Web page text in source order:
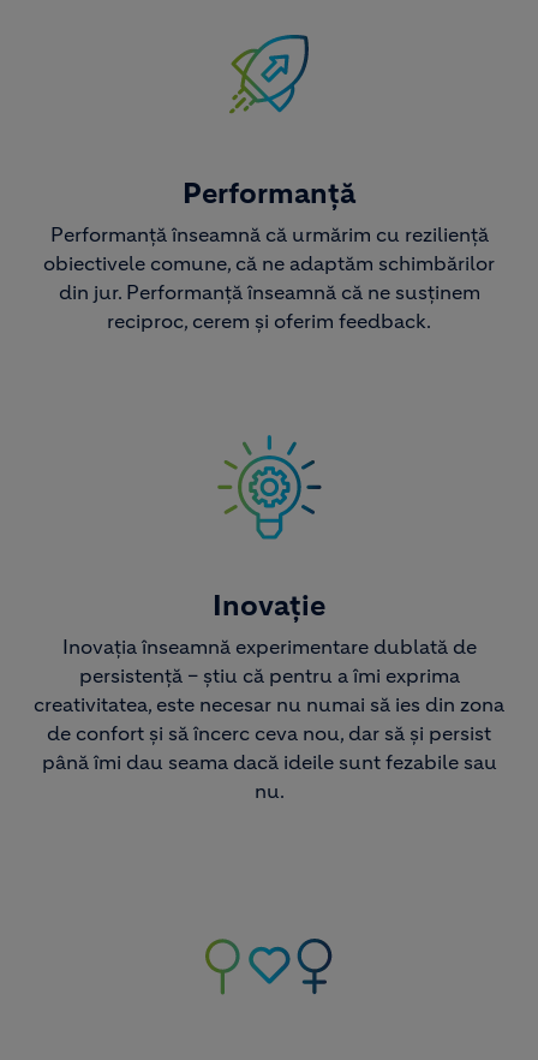
Performanță
Performanță înseamnă că urmărim cu reziliență
obiectivele comune, că ne adaptăm schimbărilor
din jur. Performanță înseamnă că ne susținem
reciproc, cerem și oferim feedback.
Inovație
Inovația înseamnă experimentare dublată de
persistență – știu că pentru a îmi exprima
creativitatea, este necesar nu numai să ies din zona
de confort și să încerc ceva nou, dar să și persist
până îmi dau seama dacă ideile sunt fezabile sau
nu.